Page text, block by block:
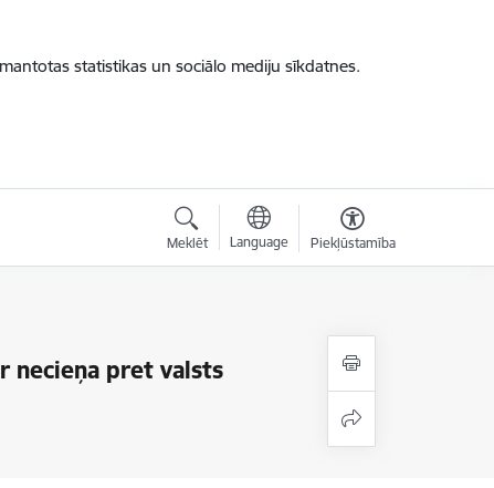
statistikas un sociālo mediju sīkdatnes.
Meklēt Language Piekļūstamība
necieņa pret valsts